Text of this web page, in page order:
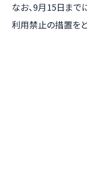
なお、9月15日ま
利用禁止の措置をと